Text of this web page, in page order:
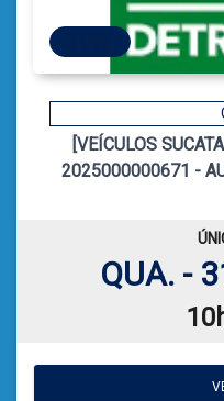
[VEÍCULOS
2025000000671 -
QUA. -
15
VER